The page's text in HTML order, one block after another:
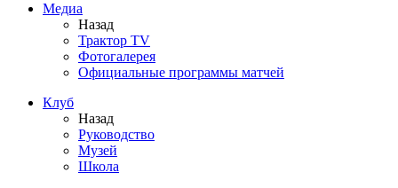
Медиа
Назад
Трактор TV
Фотогалерея
Официальные программы матчей
Клуб
Назад
Руководство
Музей
Школа